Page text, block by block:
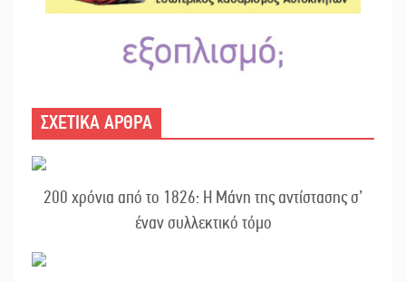
ΣΧΕΤΙΚΑ ΑΡΘΡΑ
200 χρόνια από το 1826: Η Μάνη της αντίστασης σ’
έναν συλλεκτικό τόμο